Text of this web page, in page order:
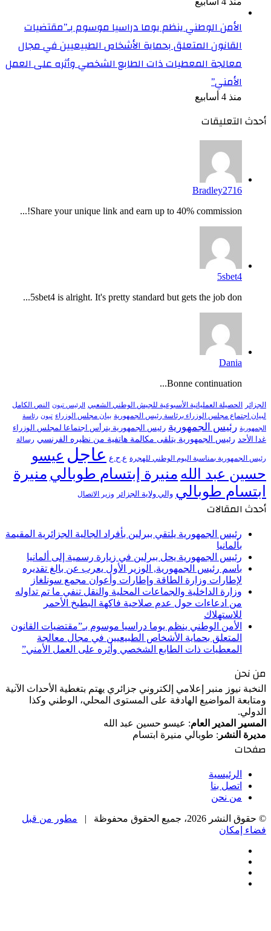
الأمن الوطني ينظم يوما دراسيا موسوم بـ”مقتضيات
القانون المتعلق بحماية الأشخاص الطبيعيين في مجال
معالجة المعطيات ذات الطابع الشخصي وأثره على العمل
الأمني”
منذ 4 أسابيع
أحدث التعليقات
Bradley2716
Share your unique link and earn up to 40% commission!...
5sbet4
5sbet4 is alright. It's pretty standard but gets the job don...
Dania
Bonne continuation...
الجزائر الحصيلة العملياتية الأسبوعية للجيش الوطني الشعبي الرئيس تبون النص الكامل
لبيان اجتماع مجلس الوزراء برئاسة رئيس الجمهورية بيان مجلس الوزراء تبون رئاسة
الجمهورية رئيس الجمهورية رئيس الجمهورية يترأس اجتماعا لمجلس الوزراء
غدا الأحد رئيس الجمهورية يتلقى مكالمة هاتفية من نظيره الفرنسي رسالة
رئيس الجمهورية بمناسبة اليوم الوطني للهجرة ع.ح.ع عاجل عيسو
حسين عبد الله منيرة إبتسام طوبالي منيرة
ابتسام طوبالي والي ولاية الجزائر وزير الاتصال
أحدث المقالات
رئيس الجمهورية يلتقي ببرلين بأفراد الجالية الجزائرية المقيمة
بألمانيا
رئيس الجمهورية يحل ببرلين في زيارة رسمية إلى ألمانيا
باسم رئيس الجمهورية, الوزير الأول يعرب عن بالغ تقديره
لإطارات وزارة الطاقة وإطارات وأعوان مجمع سونلغاز
وزارة الداخلية والجماعات المحلية والنقل تنفي ما تم تداوله
من ادعاءات حول عدم صلاحية فاكهة البطيخ الأحمر
للاستهلاك
الأمن الوطني ينظم يوما دراسيا موسوم بـ”مقتضيات القانون
المتعلق بحماية الأشخاص الطبيعيين في مجال معالجة
المعطيات ذات الطابع الشخصي وأثره على العمل الأمني”
من نحن
النخبة نيوز منبر إعلامي إلكتروني جزائري يهتم بتغطية الأحداث الآنية
ومتابعة المواضيع الهادفة على المستوى المحلي، الوطني وكذا
الدولي.
المسير المدير العام: عيسو حسين عبد الله
مديرة النشر : طوبالي منيرة ابتسام
صفحات
الرئيسية
اتصل بنا
من نحن
© حقوق النشر 2026، جميع الحقوق محفوظة |
مطور من قبل
فضاء إمكان